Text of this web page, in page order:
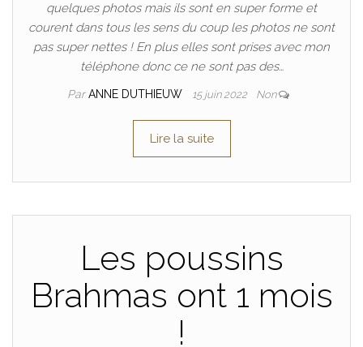
quelques photos mais ils sont en super forme et
courent dans tous les sens du coup les photos ne sont
pas super nettes ! En plus elles sont prises avec mon
téléphone donc ce ne sont pas des…
ParANNE DUTHIEUW 15 juin 2022 Non
Lire la suite
Les poussins
Brahmas ont 1 mois
!